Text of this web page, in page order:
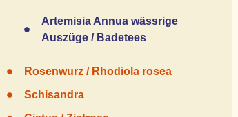
Artemisia Annua wässrige
Auszüge / Badetees
Rosenwurz / Rhodiola rosea
Schisandra